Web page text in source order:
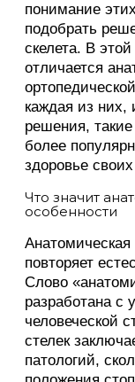
понимание
подобрать
скелета. В
отличается
каждая из
решения, такие
более
здоровье
Что значит
особенности
повторяет
Слово
разработана с
человеческой
стелек
патологий,